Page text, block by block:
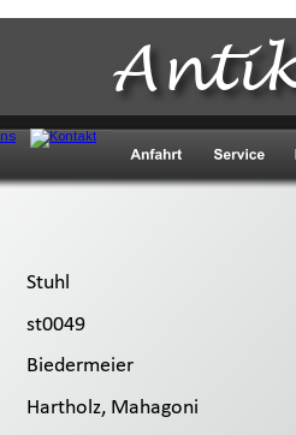
Stuhl
st0049
Biedermeier
Hartholz, Mahagoni